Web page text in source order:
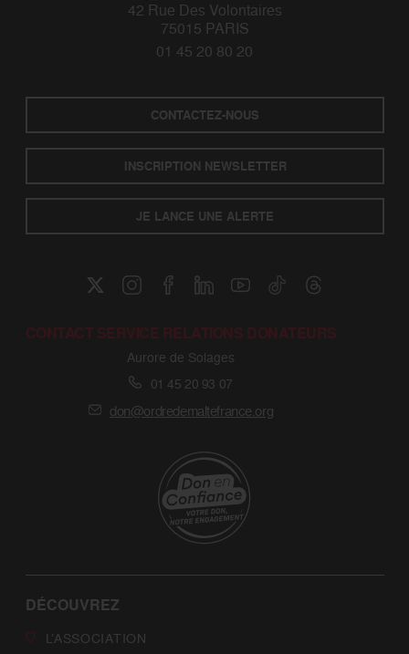
42 Rue Des Volontaires
75015 PARIS
01 45 20 80 20
CONTACTEZ-NOUS
INSCRIPTION NEWSLETTER
JE LANCE UNE ALERTE
CONTACT SERVICE RELATIONS DONATEURS
Aurore de Solages
01 45 20 93 07
don@ordredemaltefrance.org
DÉCOUVREZ
L’ASSOCIATION